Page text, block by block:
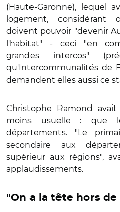
(Haute-Garonne), lequel
logement, considérant
doivent pouvoir "devenir
l'habitat" - ceci "en
grandes intercos"
qu'Intercommunalités de
demandent elles aussi ce
Christophe Ramond
moins usuelle : que
départements. "Le
secondaire aux
supérieur aux régions",
applaudissements.
"On a la tête hors de